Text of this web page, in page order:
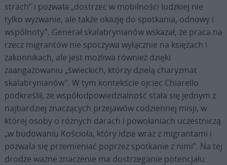
strach” i pozwala „dostrzec w mobilności ludzkiej nie
tylko wyzwanie, ale także okazję do spotkania, odnowy i
wspólnoty”. Generał skalabrynianów wskazał, że praca na
rzecz migrantów nie spoczywa wyłącznie na księżach i
zakonnikach, ale jest możliwa również dzięki
zaangażowaniu „świeckich, którzy dzielą charyzmat
skalabrynianów”. W tym kontekście ojciec Chiarello
podkreślił, że współodpowiedzialność stała się jednym z
najbardziej znaczących przejawów codziennej misji, w
której osoby o różnych darach i powołaniach uczestniczą
„w budowaniu Kościoła, który idzie wraz z migrantami i
pozwala się przemieniać poprzez spotkanie z nimi”. Na tej
drodze ważne znaczenie ma dostrzeganie potencjału